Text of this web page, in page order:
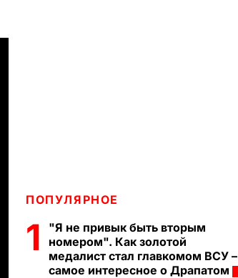
ПОПУЛЯРНОЕ
1
"Я не привык быть вторым
номером". Как золотой
медалист стал главкомом ВСУ –
самое интересное о Драпатом